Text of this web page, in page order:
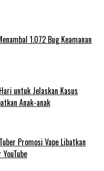
1.072 Bug Keamanan
untuk Jelaskan Kasus
Anak-anak
Promosi Vape Libatkan